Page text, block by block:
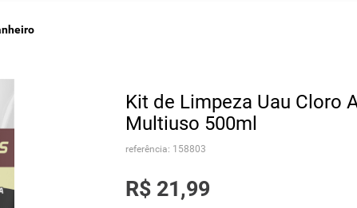
Kit de Limpeza Uau Cloro
Multiuso 500ml
referência: 158803
R$ 21,99